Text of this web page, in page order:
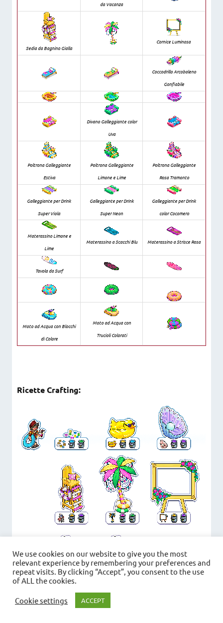
da Vacanza
Sedia da Bagnino Gialla
Cornice Luminosa
Coccodrillo Arcobaleno
Gonfiabile
Divano Galleggiante color
Uva
Poltrona Galleggiante
Estiva
Poltrona Galleggiante
Limone e Lime
Poltrona Galleggiante
Rosa Tramonto
Galleggiante per Drink
Super Viola
Galleggiante per Drink
Super Neon
Galleggiante per Drink
color Cocomero
Materassino Limone e
Lime
Materassino a Scacchi Blu Materassino a Strisce Rosa
Tavola da Surf
Moto ad Acqua con Blocchi
di Colore
Moto ad Acqua con
Trucioli Colorati
Ricette Crafting:
We use cookies on our website to give you the most
relevant experience by remembering your preferences and
repeat visits. By clicking “Accept”, you consent to the use
of ALL the cookies.
Cookie settings ACCEPT